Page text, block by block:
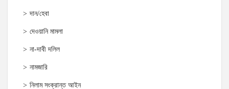
দান/হেবা
দেওয়ানি মামলা
না-দাবী দলিল
নামজারি
নিলাম সংক্রান্ত আইন